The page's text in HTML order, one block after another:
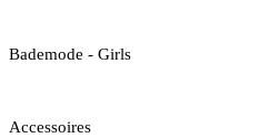
Bademode - Girls
Accessoires